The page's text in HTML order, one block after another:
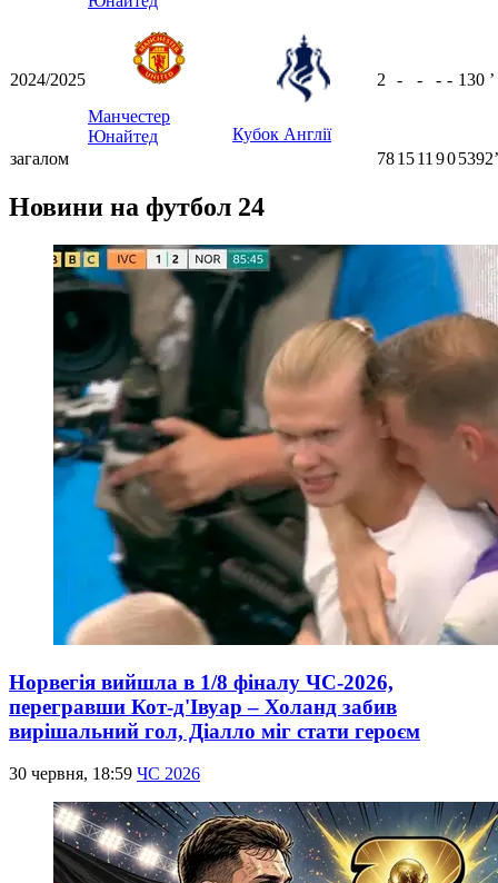
2024/2025
Манчестер
Юнайтед
Кубок Англії
2 - - - - 130 ʼ
загалом 781511 905392ʼ
Новини на футбол 24
Норвегія вийшла в 1/8 фіналу ЧС-2026,
перегравши Кот-д'Івуар – Холанд забив
вирішальний гол, Діалло міг стати героєм
30 червня, 18:59 ЧС 2026